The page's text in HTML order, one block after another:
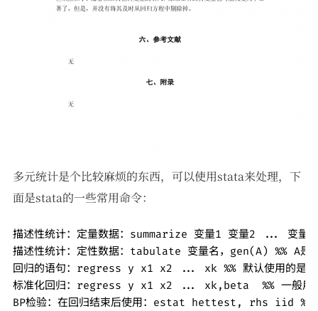
多元统计是个比较麻烦的东西，可以使用stata来处理，下
面是stata的一些常用命令：
描述性统计：定量数据：summarize 变量1 变量2 ... 变量n
描述性统计：定性数据：tabulate 变量名，gen(A) %% A是
回归的语句：regress y x1 x2 ... xk %% 默认使用的是普
标准化回归：regress y x1 x2 ... xk,beta  %% 一般用于
BP检验：在回归结束后使用：estat hettest, rhs iid %%